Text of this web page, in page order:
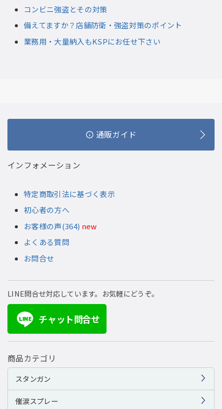
コンビニ強盗とその対策
備えてますか？店舗防衛・強盗対策のポイント
業務用・大量納入もKSPにお任せ下さい
通販ガイド
インフォメーション
特定商取引法に基づく表示
初心者の方へ
お客様の声(364) new
よくある質問
お問合せ
LINE問合せ対応しています。お気軽にどうぞ。
LINE チャット問合せ
商品カテゴリ
スタンガン
催涙スプレー